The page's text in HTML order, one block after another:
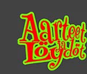
content